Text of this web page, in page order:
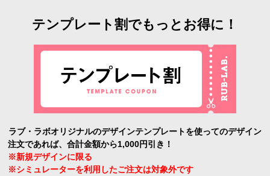
テンプレート割でもっとお得に！
ラブ・ラボオリジナルのデザインテンプレートを使ってのデザイン
注文であれば、合計金額から1,000円引き！
※新規デザインに限る
※シミュレーターを利用したご注文は対象外です